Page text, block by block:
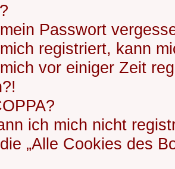
Passwort
registriert, kann
vor einiger Zeit
ich mich nicht
„Alle Cookies des